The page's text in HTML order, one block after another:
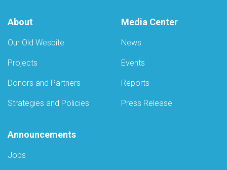
About
Our Old Wesbite
Projects
Donors and Partners
Strategies and Policies
Media Center
News
Events
Reports
Press Release
Announcements
Jobs